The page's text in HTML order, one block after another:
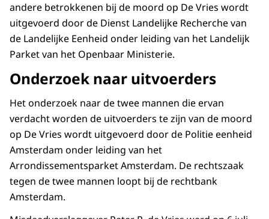
andere betrokkenen bij de moord op De Vries wordt
uitgevoerd door de Dienst Landelijke Recherche van
de Landelijke Eenheid onder leiding van het Landelijk
Parket van het Openbaar Ministerie.
Onderzoek naar uitvoerders
Het onderzoek naar de twee mannen die ervan
verdacht worden de uitvoerders te zijn van de moord
op De Vries wordt uitgevoerd door de Politie eenheid
Amsterdam onder leiding van het
Arrondissementsparket Amsterdam. De rechtszaak
tegen de twee mannen loopt bij de rechtbank
Amsterdam.